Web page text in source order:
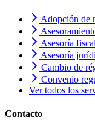
Adopción de
Asesoría
Asesoría
Cambio de
Convenio
Ver todos los
Contacto